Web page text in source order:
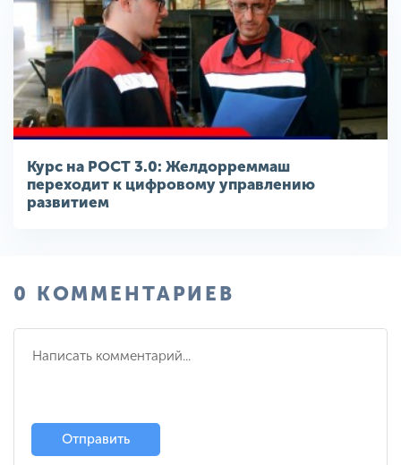
Курс на РОСТ 3.0: Желдорреммаш
переходит к цифровому управлению
развитием
0 КОММЕНТАРИЕВ
Отправить